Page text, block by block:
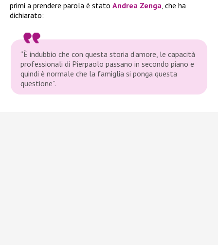
primi a prendere parola è stato Andrea Zenga, che ha
dichiarato:
“È indubbio che con questa storia d’amore, le capacità
professionali di Pierpaolo passano in secondo piano e
quindi è normale che la famiglia si ponga questa
questione”.